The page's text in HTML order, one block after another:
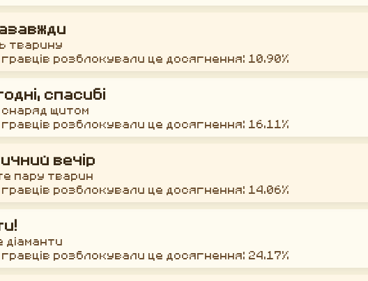
тварину
гравців розблокували це досягнення: 10.90%
спасибі
снаряд щитом
гравців розблокували це досягнення: 16.11%
вечір
пару тварин
гравців розблокували це досягнення: 14.06%
діаманти
гравців розблокували це досягнення: 24.17%